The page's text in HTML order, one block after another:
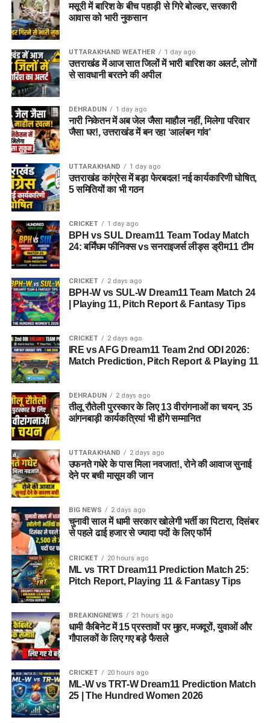
मुख्यमंत्री ने कहा कि प्रधानमंत्री के नेतृत्व में हम बिना रुके बिना थके राज्य
के विकास को आगे बढ़ा रहे हैं। केंद्र एवं राज्य सरकार ने गरीब कल्याण को
प्राथमिकता दी है। जबकि विपक्ष ने हमेशा परिवारवाद और जातिवाद को
विपक्ष और ‘राष्ट्र प्रथम’’ की सोच वाले सत्तापक्ष के बीच का मुकाबला है।
उन्होंने कहा प्रधानमंत्री भ्रष्टाचार हटाने की बात करते हैं तो विपक्ष मोदी
को हटाने की बात करता है। विपक्ष ने मिलकर ठगबंधन बना लिया है।
पेपर लीक होते हैं, नकल माफियाओं का बोलबाला है और उनकी सरकार आई
तो वह नकल माफियाओं के खिलाफ कानून लाएंगी। उन्होंने कहा मैं प्रियंका
को बताना चाहता हूं कि प्रदेश के अंदर राज्य स्थापना के बाद पहली बार
चुकी है। उन्होंने कहा प्रदेश में नकल विरोधी कानून के लागू होने से
पारदर्शिता और समय से परीक्षाएँ संपन्न हो रही हैं।
कांग्रेस ने किया। इन्होंने युवाओं के भविष्य के साथ खिलवाड़ किया।
उन्होंने कहा भाजपा सरकार विपक्ष के द्वारा की गई गलतियो को सुधारने में
लगी है। कांग्रेस हमेशा भ्रष्टाचार की पक्षधर रही है, जबकि आदरणीय
प्रधानमंत्री जी भ्रष्टाचार पर जीरो टॉलरेंस की नीति अपनाने के पक्षधर हैं।
मुख्यमंत्री ने कांग्रेस के हाथ को करप्शन वाला काला हाथ बताया। उन्होंने
कहा कांग्रेस ने हमेशा उत्तराखंड को पीछे धकेलने का काम किया। कांग्रेस
दल और इनके नेता देवभूमि और इस देश के लिए विपत्ति हैं।
मुख्यमंत्री ने कहा कि इस बार जनता निश्चित ही अपने वोट से कांग्रेस को
इतनी करारी चोट देगी की अगले कई दशकों तक इन्हें ये अहसास होता रहेगा
कि इन्होने देश के साथ और उत्तराखण्ड के साथ धोखा किया है।
मुख्यमंत्री ने कहा कि एक बेटे के रूप उनके लिए खटीमा की उन्नति विकास
प्रथमिकता रहा है। उन्होंने नैनीताल-ऊधमसिंह नगर लोकसभा के सभी
मतदाताओं से आग्रह किया कि विकसित उत्तराखंड के लिए, विकसित भारत
के लिए, अधिक से अधिक संख्या में 19 अप्रैल को भाजपा के पक्ष में मतदान
करें।
इस दौरान भाजपा जिला अध्यक्ष कमल जिंदल, भाजपा नेता दान सिंह रावत,
मसूरी में बारिश के बीच पहाड़ी से गिरे बोल्डर, सरकारी
आवास को भारी नुकसान
UTTARAKHAND WEATHER 1 day ago
उत्तराखंड में आज सात जिलों में भारी बारिश का अलर्ट, लोगों
से सावधानी बरतने की अपील
DEHRADUN 1 day ago
नारी निकेतन में अब जेल जैसा माहौल नहीं, मिलेगा परिवार
जैसा घर!, उत्तराखंड में बन रहा ‘आलंबन गांव’
UTTARAKHAND 1 day ago
उत्तराखंड कांग्रेस में बड़ा फेरबदल! नई कार्यकारिणी घोषित,
5 समितियों का भी गठन
CRICKET 1 day ago
BPH vs SUL Dream11 Team Today Match
24: बर्मिंघम फीनिक्स vs सनराइजर्स लीड्स ड्रीम11 टीम
CRICKET 2 days ago
BPH-W vs SUL-W Dream11 Team Match 24
| Playing 11, Pitch Report & Fantasy Tips
CRICKET 2 days ago
IRE vs AFG Dream11 Team 2nd ODI 2026:
Match Prediction, Pitch Report & Playing 11
DEHRADUN 2 days ago
तीलू रौतेली पुरस्कार के लिए 13 वीरांगनाओं का चयन, 35
आंगनबाड़ी कार्यकत्रियां भी होंगे सम्मानित
UTTARAKHAND 2 days ago
उफनते गधेरे के पास मिला नवजात!, रोने की आवाज सुनाई
देने पर बची मासूम की जान
BIG NEWS 2 days ago
चुनावी साल में धामी सरकार खोलेगी भर्ती का पिटारा, दिसंबर
से पहले ढाई हजार से ज्यादा पदों के लिए फॉर्म
CRICKET 20 hours ago
ML vs TRT Dream11 Prediction Match 25:
Pitch Report, Playing 11 & Fantasy Tips
BREAKINGNEWS 21 hours ago
धामी कैबिनेट में 15 प्रस्तावों पर मुहर, मजदूरों, युवाओं और
गौपालकों के लिए गए बड़े फैसले
CRICKET 20 hours ago
ML-W vs TRT-W Dream11 Prediction Match
25 | The Hundred Women 2026